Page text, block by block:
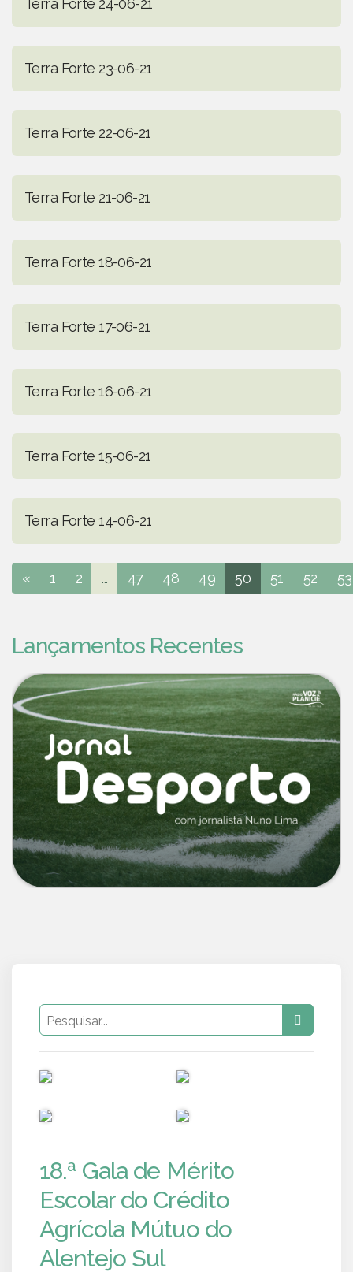
Terra Forte 24-06-21
Terra Forte 23-06-21
Terra Forte 22-06-21
Terra Forte 21-06-21
Terra Forte 18-06-21
Terra Forte 17-06-21
Terra Forte 16-06-21
Terra Forte 15-06-21
Terra Forte 14-06-21
« 1 2 ... 47 48 49 50 51 52 53
Lançamentos Recentes
18.ª Gala de Mérito
Escolar do Crédito
Agrícola Mútuo do
Alentejo Sul